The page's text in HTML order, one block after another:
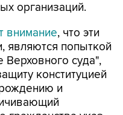
внимание, что эти
суда",
конституцией
и
гражданства указ
день его второго